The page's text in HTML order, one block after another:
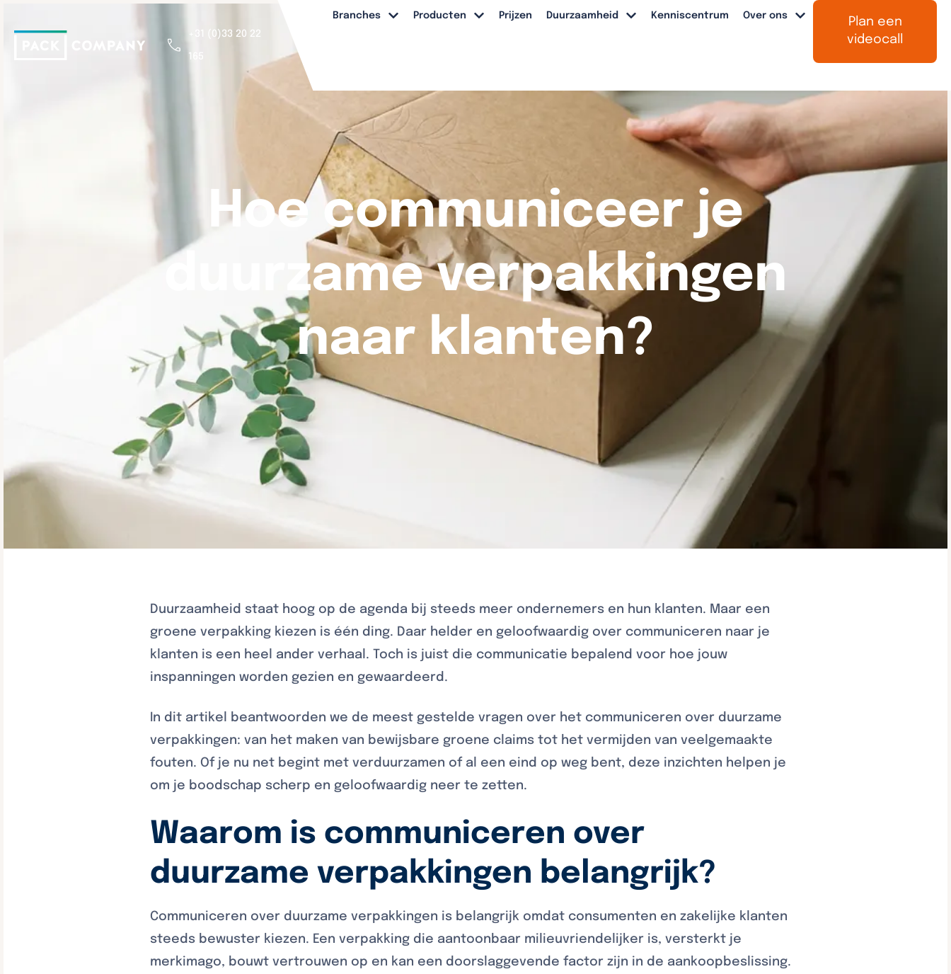
+31 (0)33 20 22
165
Branches Producten Prijzen Duurzaamheid Kenniscentrum Over ons
Plan een
videocall
Hoe communiceer je
duurzame verpakkingen
naar klanten?
Duurzaamheid staat hoog op de agenda bij steeds meer ondernemers en hun klanten. Maar een
groene verpakking kiezen is één ding. Daar helder en geloofwaardig over communiceren naar je
klanten is een heel ander verhaal. Toch is juist die communicatie bepalend voor hoe jouw
inspanningen worden gezien en gewaardeerd.
In dit artikel beantwoorden we de meest gestelde vragen over het communiceren over duurzame
verpakkingen: van het maken van bewijsbare groene claims tot het vermijden van veelgemaakte
fouten. Of je nu net begint met verduurzamen of al een eind op weg bent, deze inzichten helpen je
om je boodschap scherp en geloofwaardig neer te zetten.
Waarom is communiceren over
duurzame verpakkingen belangrijk?
Communiceren over duurzame verpakkingen is belangrijk omdat consumenten en zakelijke klanten
steeds bewuster kiezen. Een verpakking die aantoonbaar milieuvriendelijker is, versterkt je
merkimago, bouwt vertrouwen op en kan een doorslaggevende factor zijn in de aankoopbeslissing.